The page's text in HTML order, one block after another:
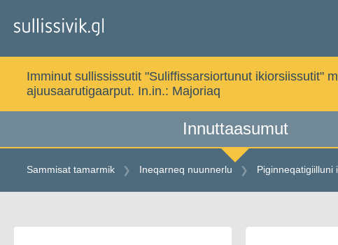
Imminut sullississutit "Suliffissarsiortunut ikiorsiissutit"
ajuusaarutigaarput. In.in.: Majoriaq
Innuttaasumut
Sammisat tamarmik Ineqarneq nuunnerlu Piginneqatigiilluni